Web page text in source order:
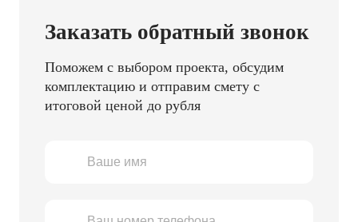
Заказать обратный звонок
Поможем с выбором проекта, обсудим
комплектацию и отправим смету с
итоговой ценой до рубля